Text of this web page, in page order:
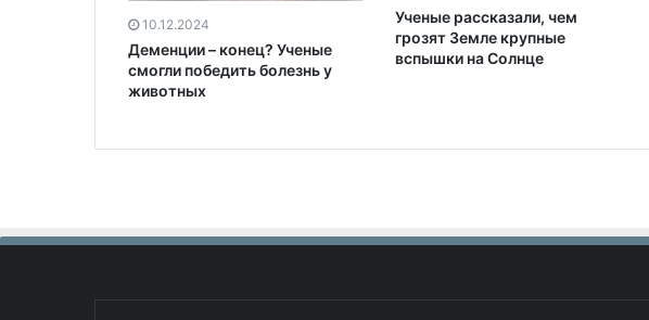
10.12.2024
Деменции – конец? Ученые
смогли победить болезнь у
животных
Ученые рассказали, чем
грозят Земле крупные
вспышки на Солнце